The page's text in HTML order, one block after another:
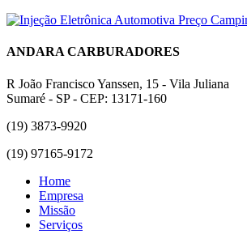
ANDARA CARBURADORES
R João Francisco Yanssen, 15 - Vila Juliana
Sumaré - SP - CEP: 13171-160
(19) 3873-9920
(19) 97165-9172
Home
Empresa
Missão
Serviços